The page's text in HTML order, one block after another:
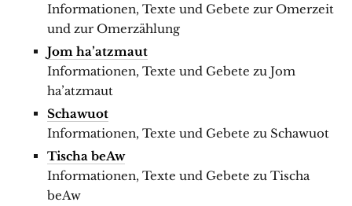
Informationen, Texte und Gebete zur Omerzeit
und zur Omerzählung
Jom ha’atzmaut
Informationen, Texte und Gebete zu Jom
ha’atzmaut
Schawuot
Informationen, Texte und Gebete zu Schawuot
Tischa beAw
Informationen, Texte und Gebete zu Tischa
beAw